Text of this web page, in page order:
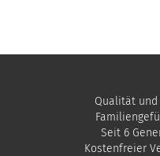
Qualität und
Seit 6
Kostenfreier